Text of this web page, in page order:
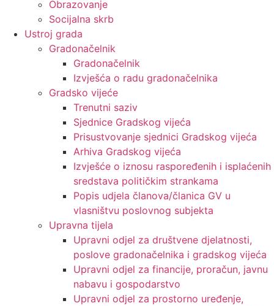
Obrazovanje
Socijalna skrb
Ustroj grada
Gradonačelnik
Gradonačelnik
Izvješća o radu gradonačelnika
Gradsko vijeće
Trenutni saziv
Sjednice Gradskog vijeća
Prisustvovanje sjednici Gradskog vijeća
Arhiva Gradskog vijeća
Izvješće o iznosu raspoređenih i isplaćenih
sredstava političkim strankama
Popis udjela članova/članica GV u
vlasništvu poslovnog subjekta
Upravna tijela
Upravni odjel za društvene djelatnosti,
poslove gradonačelnika i gradskog vijeća
Upravni odjel za financije, proračun, javnu
nabavu i gospodarstvo
Upravni odjel za prostorno uređenje,